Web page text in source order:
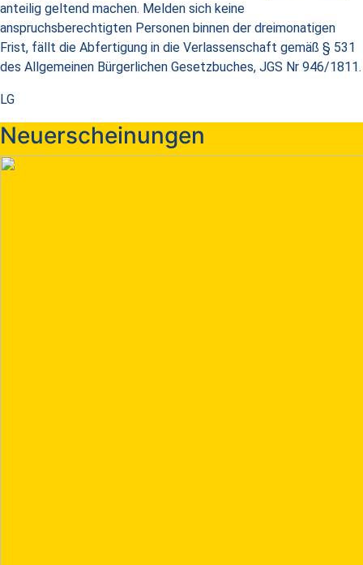
anteilig geltend machen. Melden sich keine
anspruchsberechtigten Personen binnen der dreimonatigen
Frist, fällt die Abfertigung in die Verlassenschaft gemäß § 531
des Allgemeinen Bürgerlichen Gesetzbuches, JGS Nr 946/1811.
LG
Neuerscheinungen